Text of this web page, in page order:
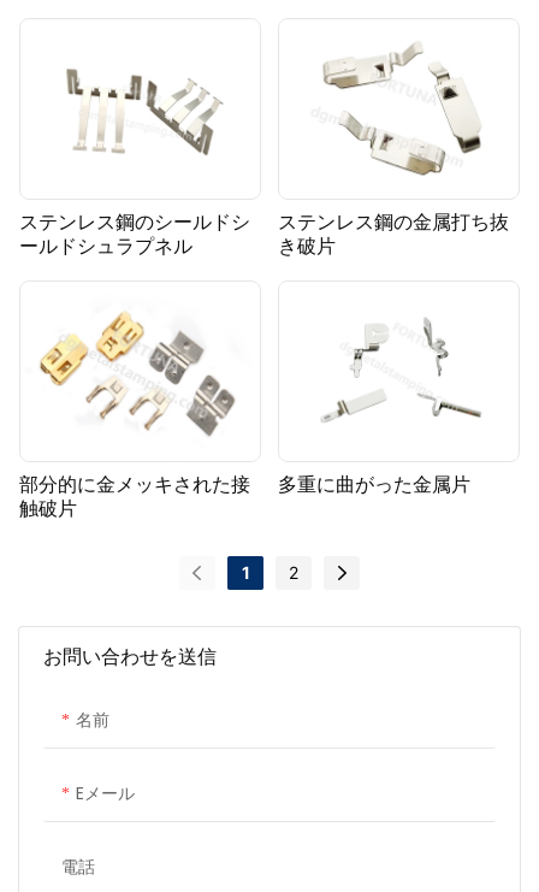
お問い合わせを送信
名前
Eメール
電話
ステンレス鋼のシールドシ
ールドシュラプネル
ステンレス鋼の金属打ち抜
き破片
部分的に金メッキされた接
触破片
多重に曲がった金属片
1 2